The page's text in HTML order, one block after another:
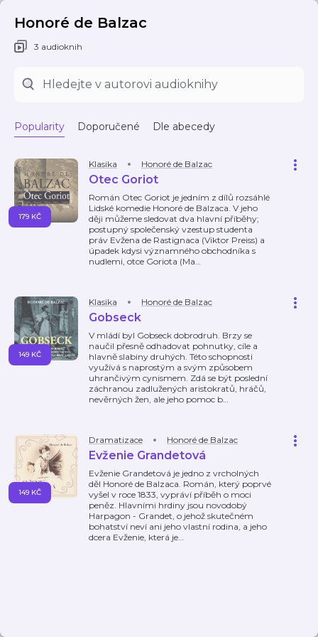
Honoré de Balzac
3 audioknih
Popularity Doporučené Dle abecedy
Klasika Honoré de Balzac
Otec Goriot
Román Otec Goriot je jedním z dílů rozsáhlé
Lidské komedie Honoré de Balzaca. V jeho
ději můžeme sledovat dva hlavní příběhy;
postupný společenský vzestup studenta
práv Evžena de Rastignaca (Viktor Preiss) a
úpadek kdysi významného obchodníka s
nudlemi, otce Goriota (Ma…
179 KČ
Klasika Honoré de Balzac
Gobseck
V mládí byl Gobseck dobrodruh. Brzy se
naučil přesně odhadovat pohnutky, cíle a
hlavně slabiny druhých. Této schopnosti
využívá s naprostým a svým způsobem
uhrančivým cynismem. Zdá se být poslední
záchranou zadlužených aristokratů, hráčů,
nevěrných žen, ale jeho pomoc b…
149 KČ
Dramatizace Honoré de Balzac
Evženie Grandetová
Evženie Grandetová je jedno z vrcholných
děl Honoré de Balzaca. Román, který poprvé
vyšel v roce 1833, vypráví příběh o moci
peněz. Hlavními hrdiny jsou novodobý
Harpagon - Grandet, o jehož skutečném
bohatství neví ani jeho vlastní rodina, a jeho
dcera Evženie, která je…
149 KČ